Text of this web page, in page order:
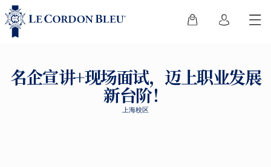
名企宣讲+现场面试，迈上职业发展
新台阶！
上海校区